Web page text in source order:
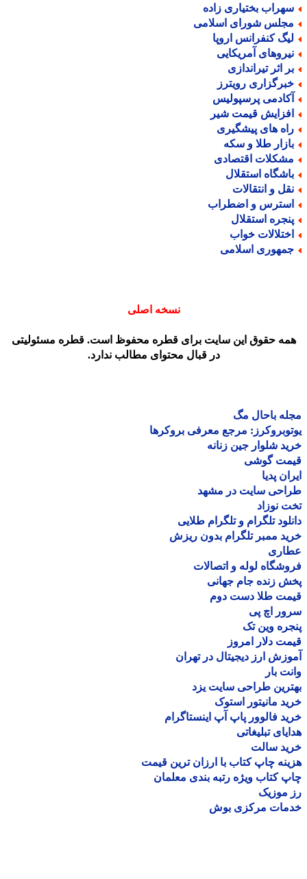
بختیاری زاده
شورای اسلامی
کنفرانس اروپا
آمریکایی
اثر تیراندازی
رویترز
پرسپولیس
قیمت شیر
های پیشگیری
طلا و سکه
اقتصادی
استقلال
و انتقالات
و اضطراب
استقلال
خواب
اسلامی
نسخه اصلی
حقوق این سایت برای قطره محفوظ است. قطره مسئولیتی
در قبال محتوای مطالب ندارد.
باحال مگ
مرجع معرفی بروکرها
شلوار جین زنانه
گوشی
پدیا
سایت در مشهد
نوزاد
تلگرام و تلگرام طلایی
ممبر تلگرام بدون ریزش
لوله و اتصالات
زنده جام جهانی
طلا دست دوم
اچ پی
وین تک
دلار امروز
ارز دیجیتال در تهران
بار
طراحی سایت یزد
مانیتور استوک
فالوور پاپ آپ اینستاگرام
تبلیغاتی
سالت
چاپ کتاب با ارزان ترین قیمت
کتاب ویژه رتبه بندی معلمان
موزیک
مرکزی بوش